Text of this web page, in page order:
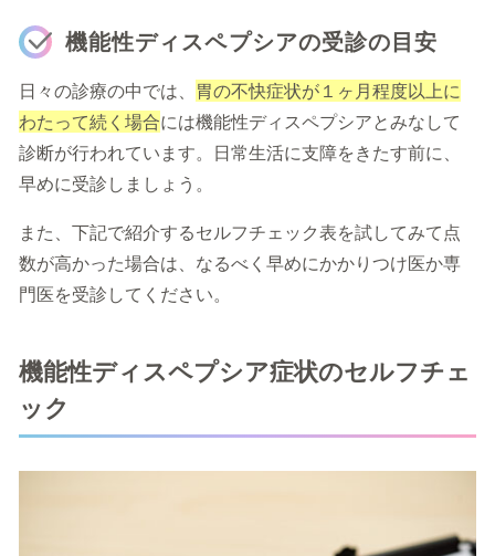
機能性ディスペプシアの受診の目安
日々の診療の中では、 胃の不快症状が１ヶ月程度以上に
わたって続く場合には機能性ディスペプシアとみなして
診断が行われています。日常生活に支障をきたす前に、
早めに受診しましょう。
また、下記で紹介するセルフチェック表を試してみて点
数が高かった場合は、なるべく早めにかかりつけ医か専
門医を受診してください。
機能性ディスペプシア症状のセルフチェ
ック